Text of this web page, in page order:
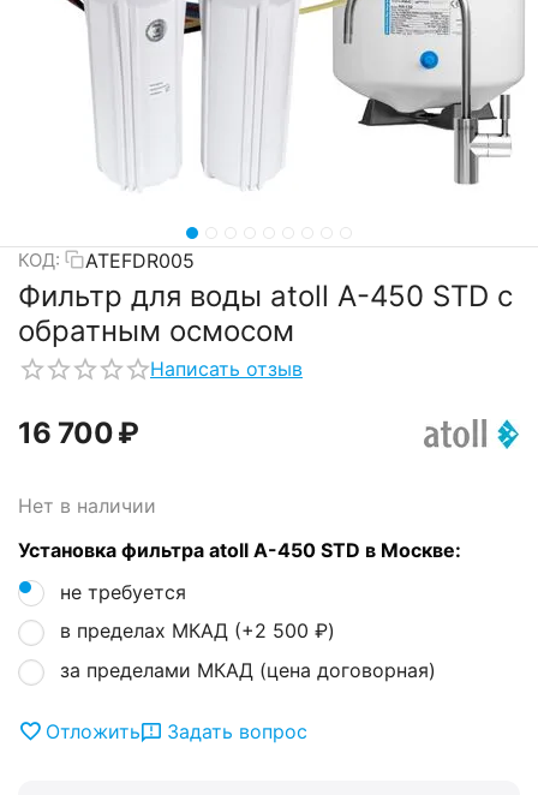
КОД: ATEFDR005
Фильтр для воды atoll A-450 STD с
обратным осмосом
Написать отзыв
16 700₽
Нет в наличии
Установка фильтра atoll A-450 STD в Москве:
не требуется
в пределах МКАД (+2 500 ₽)
за пределами МКАД (цена договорная)
Отложить Задать вопрос